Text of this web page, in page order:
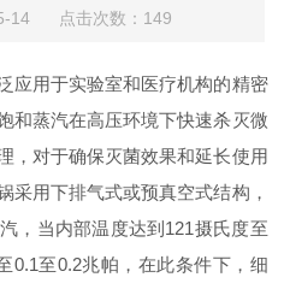
14 点击次数：149
用于实验室和医疗机构的精密
和蒸汽在高压环境下快速杀灭微
，对于确保灭菌效果和延长使用
采用下排气式或预真空式结构，
，当内部温度达到121摄氏度至
0.1至0.2兆帕，在此条件下，细